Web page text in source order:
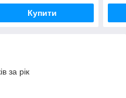
Купити
за рік